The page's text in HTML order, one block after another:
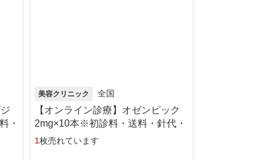
・
美容クリニック 全国
【オンライン診療】オゼンピック
2mg×10本※初診料・送料・針代・
アルコール綿込／リピート可
1枚売れています